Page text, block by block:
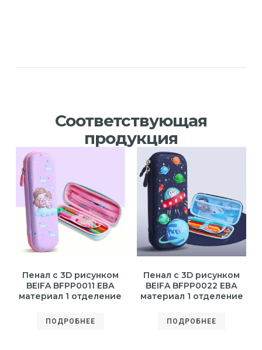
Соответствующая
продукция
Пенал с 3D рисунком
BEIFA BFPP0011 ЕВА
материал 1 отделение
ПОДРОБНЕЕ
Пенал с 3D рисунком
BEIFA BFPP0022 ЕВА
материал 1 отделение
ПОДРОБНЕЕ